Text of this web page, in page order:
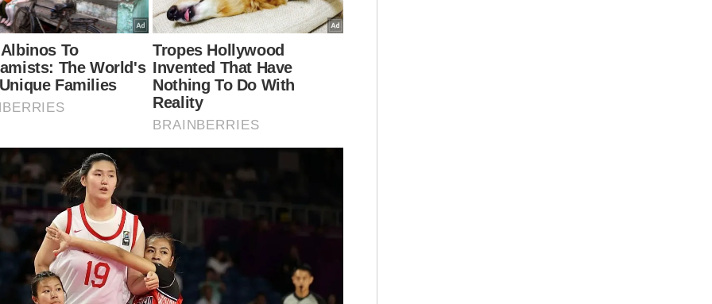
akaun bank boleh bertindak
itu, beliau berkata, Program Sua Mesra
KDN adalah cetusan idea Perdana
Datuk Seri Anwar Ibrahim bagi memudah
mempercepat rakyat mendapatkan
kerajaan.
aktiviti program itu ialah pemberian diskaun
bagi saman yang dikeluarkan oleh Polis
Malaysia, Jom Exchange al-Quran,
Kempen Kibar Jalur Gemilang, gimik
Kembara Jiwa Merdeka dan Pameran
serta agensi di bawahnya.